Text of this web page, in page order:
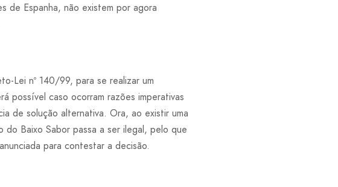
de Espanha, não existem por agora
Lei nº 140/99, para se realizar um
possível caso ocorram razões imperativas
de solução alternativa. Ora, ao existir uma
Baixo Sabor passa a ser ilegal, pelo que
para contestar a decisão.